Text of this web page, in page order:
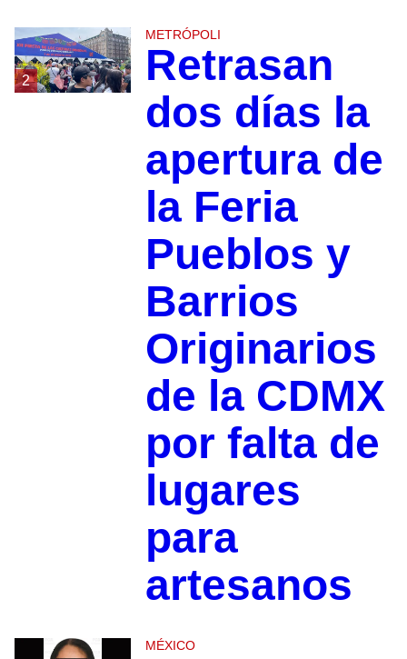
2
METRÓPOLI
Retrasan
dos días la
apertura de
la Feria
Pueblos y
Barrios
Originarios
de la CDMX
por falta de
lugares
para
artesanos
MÉXICO